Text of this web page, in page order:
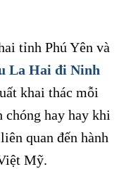
tỉnh Phú Yên và
La Hai đi Ninh
khai thác mỗi
chóng hay hay khi
quan đến hành
Mỹ.